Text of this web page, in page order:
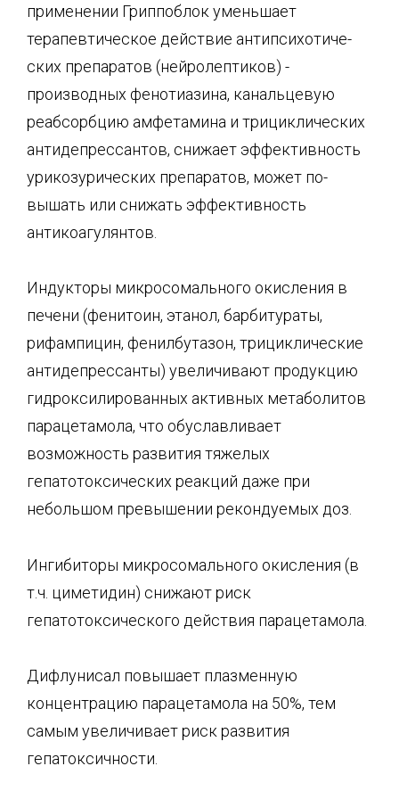
применении Гриппоблок уменьшает
терапевтическое действие антипсихотиче­
ских препаратов (нейролептиков) -
производных фенотиазина, канальцевую
реабсорбцию амфетамина и трициклических
антидепрессантов, снижает эффективность
урикозурических препаратов, может по­
вышать или снижать эффективность
антикоагулянтов.
Индукторы микросомального окисления в
печени (фенитоин, этанол, барбитураты,
рифампицин, фенилбутазон, трициклические
антидепрессанты) увеличивают продукцию
гидроксилированных актив­ных метаболитов
парацетамола, что обуславливает
возможность развития тяжелых
гепатотоксических реакций даже при
небольшом превышении рекондуемых доз.
Ингибиторы микросомального окисления (в
т.ч. циметидин) снижают риск
гепатотоксического дейст­вия парацетамола.
Дифлунисал повышает плазменную
концентрацию парацетамола на 50%, тем
самым увеличивает риск развития
гепатоксичности.